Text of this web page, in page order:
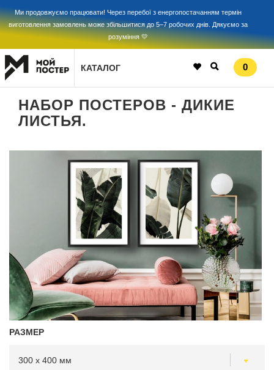
Ми продовжуємо працювати! Через перебої з енергопостачанням термін
виготовлення замовлень може збільшитися до 5–7 робочих днів. Дякуємо за
розуміння 💛
КАТАЛОГ 0
НАБОР ПОСТЕРОВ - ДИКИЕ
ЛИСТЬЯ.
РАЗМЕР